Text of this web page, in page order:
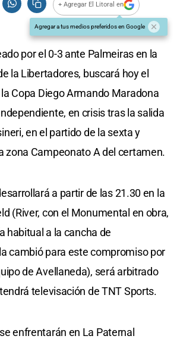
+ Agregar El Litoral en
Agregar a tus medios preferidos en Google
por el 0-3 ante Palmeiras en la
la Libertadores, buscará hoy el
Copa Diego Armando Maradona
en crisis tras la salida
en el partido de la sexta y
zona Campeonato A del certamen.
a partir de las 21.30 en la
(River, con el Monumental en obra,
habitual a la cancha de
cambió para este compromiso por
de Avellaneda), será arbitrado
televisación de TNT Sports.
enfrentarán en La Paternal